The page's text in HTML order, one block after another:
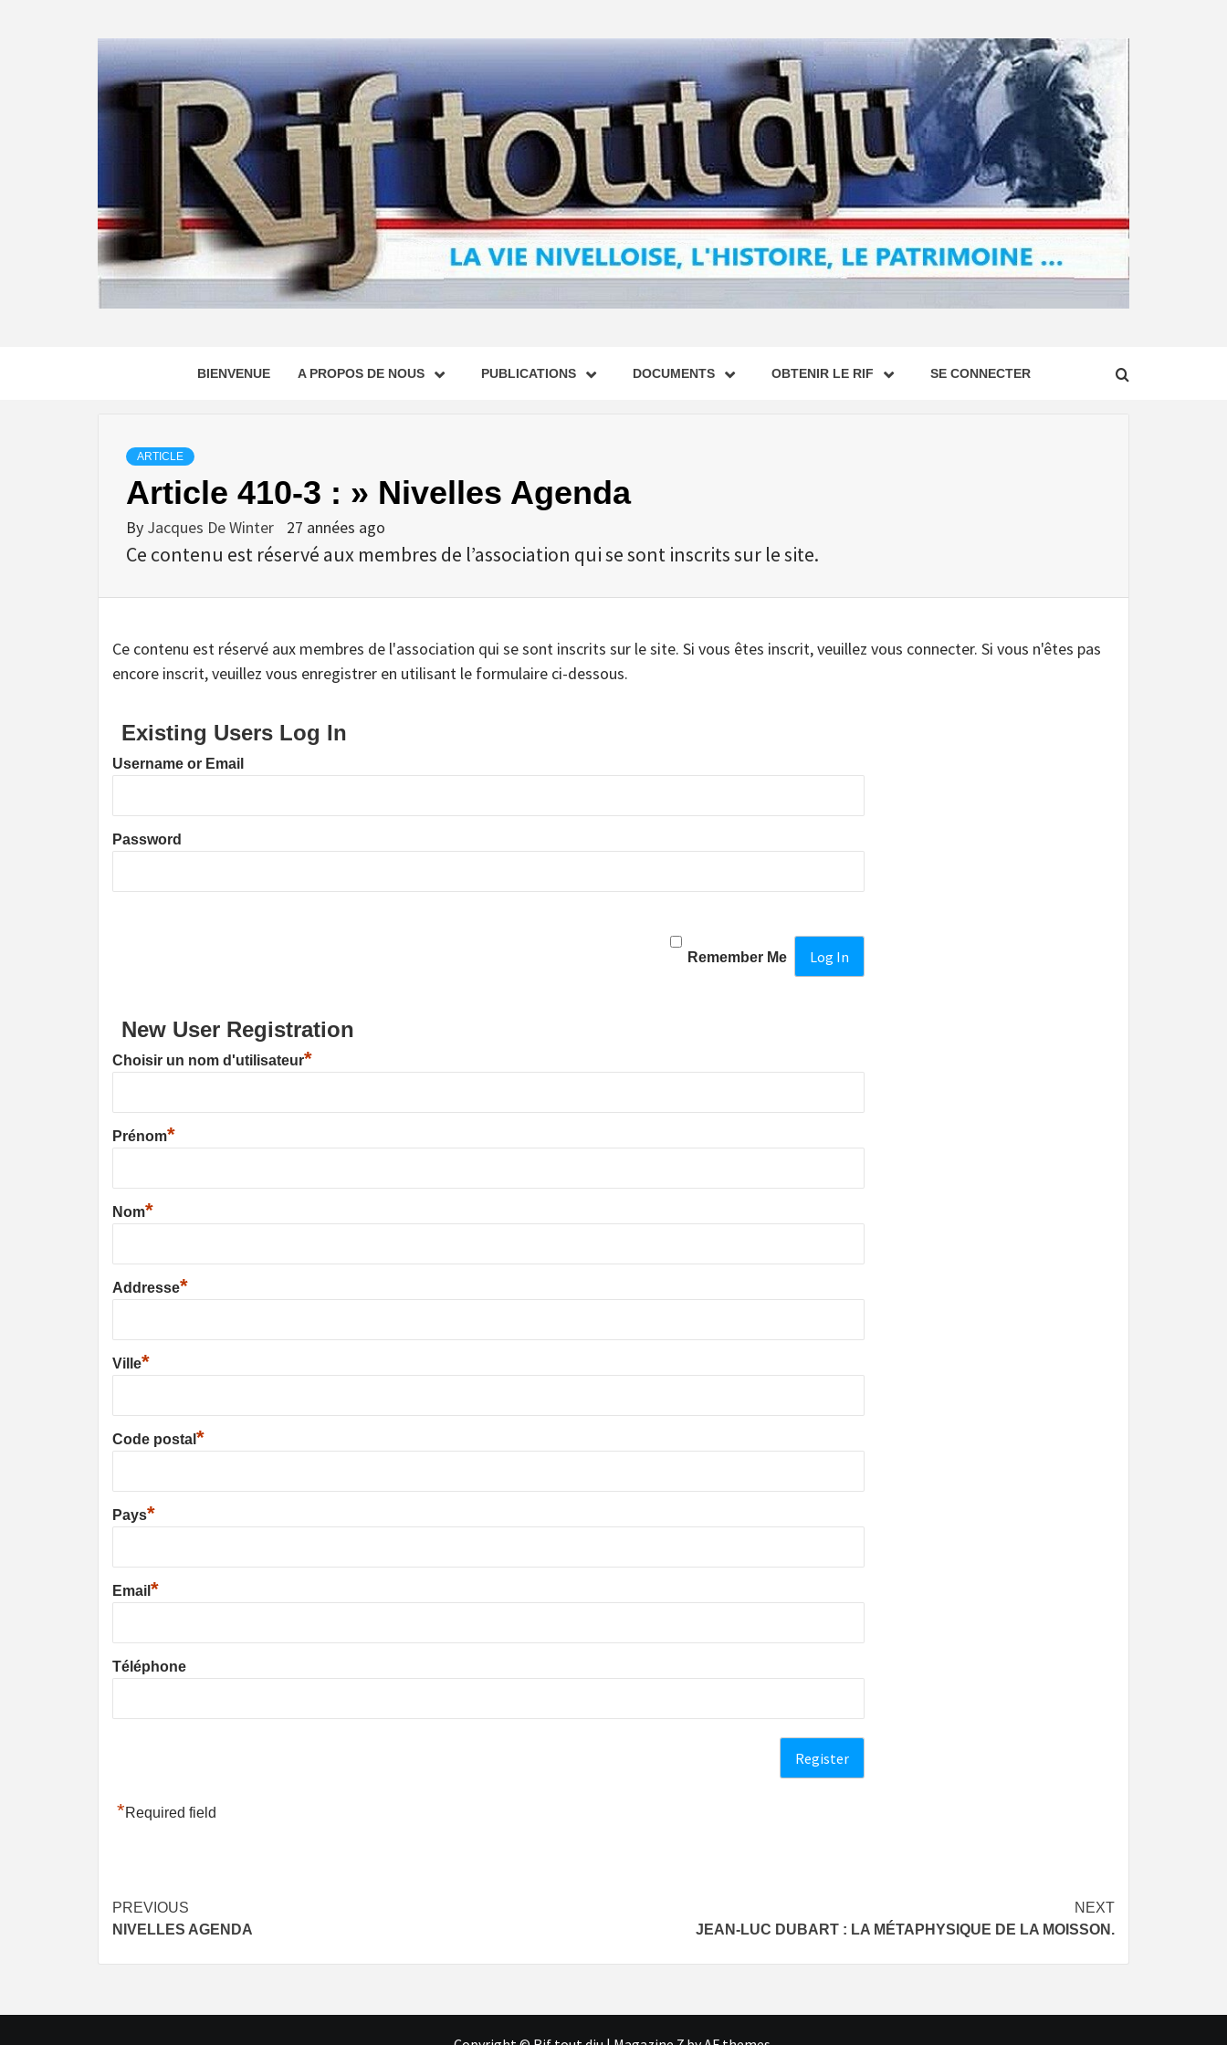
BIENVENUE A PROPOS DE NOUS PUBLICATIONS DOCUMENTS OBTENIR LE RIF SE CONNECTER
ARTICLE
Article 410-3 : » Nivelles Agenda
By Jacques De Winter 27 années ago
Ce contenu est réservé aux membres de l’association qui se sont inscrits sur le site.
Ce contenu est réservé aux membres de l'association qui se sont inscrits sur le site. Si vous êtes inscrit, veuillez vous connecter. Si vous n'êtes pas
encore inscrit, veuillez vous enregistrer en utilisant le formulaire ci-dessous.
Existing Users Log In
Username or Email
Password
Remember Me
New User Registration
Choisir un nom d'utilisateur*
Prénom*
Nom*
Addresse*
Ville*
Code postal *
Pays*
Email *
Téléphone
*Required field
Post
navigation
PREVIOUS
NIVELLES AGENDA
NEXT
JEAN-LUC DUBART : LA MÉTAPHYSIQUE DE LA MOISSON.